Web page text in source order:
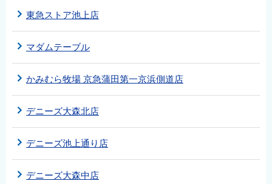
東急ストア池上店
マダムテーブル
かみむら牧場 京急蒲田第一京浜側道店
デニーズ大森北店
デニーズ池上通り店
デニーズ大森中店